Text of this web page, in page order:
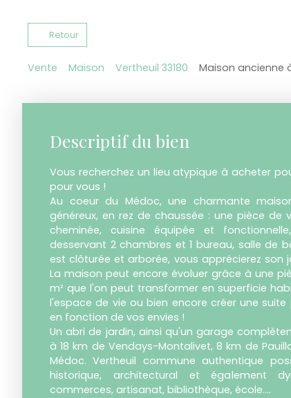
Retour
Vente Maison Vertheuil 33180 Maison ancienne
Descriptif du bien
Vous recherchez un lieu atypique à acheter
pour vous !
Au coeur du Médoc, une charmante
généreux, en rez de chaussée : une pièce de
cheminée, cuisine équipée et
desservant 2 chambres et 1 bureau, salle de
est clôturée et arborée, vous apprécierez son
La maison peut encore évoluer grâce à une
m² que l'on peut transformer en superficie
l'espace de vie ou bien encore créer une
en fonction de vos envies !
Un abri de jardin, ainsi qu'un garage
à 18 km de Vendays-Montalivet, 8 km de
Médoc. Vertheuil commune authentique
historique, architectural et également
commerces, artisanat, bibliothèque, école....